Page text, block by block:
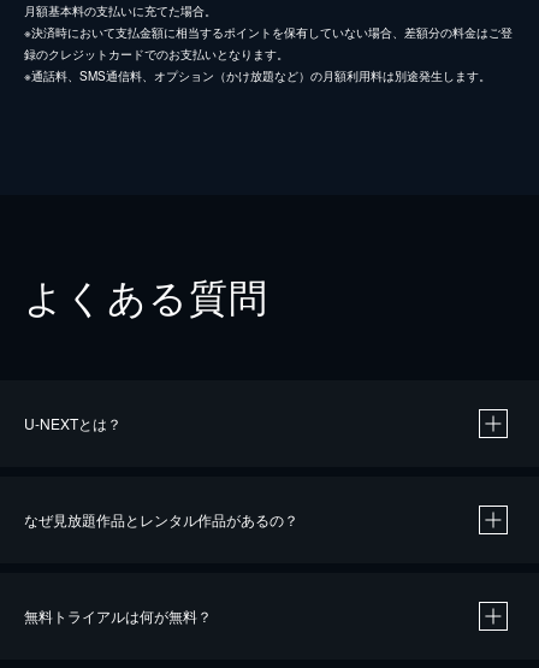
月額基本料の支払いに充てた場合。
※決済時において支払金額に相当するポイントを保有していない場合、差額分の料金はご登
録のクレジットカードでのお支払いとなります。
※通話料、SMS通信料、オプション（かけ放題など）の月額利用料は別途発生します。
よくある質問
U-NEXTとは？
なぜ見放題作品とレンタル作品があるの？
無料トライアルは何が無料？